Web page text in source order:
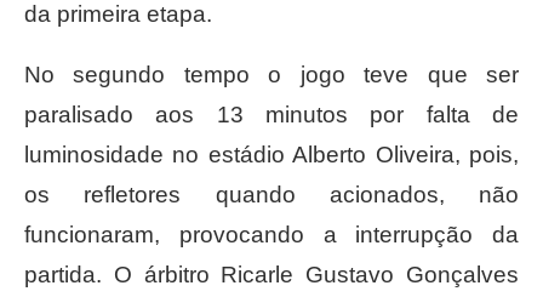
da primeira etapa.
No segundo tempo o jogo teve que ser
paralisado aos 13 minutos por falta de
luminosidade no estádio Alberto Oliveira, pois,
os refletores quando acionados, não
funcionaram, provocando a interrupção da
partida. O árbitro Ricarle Gustavo Gonçalves